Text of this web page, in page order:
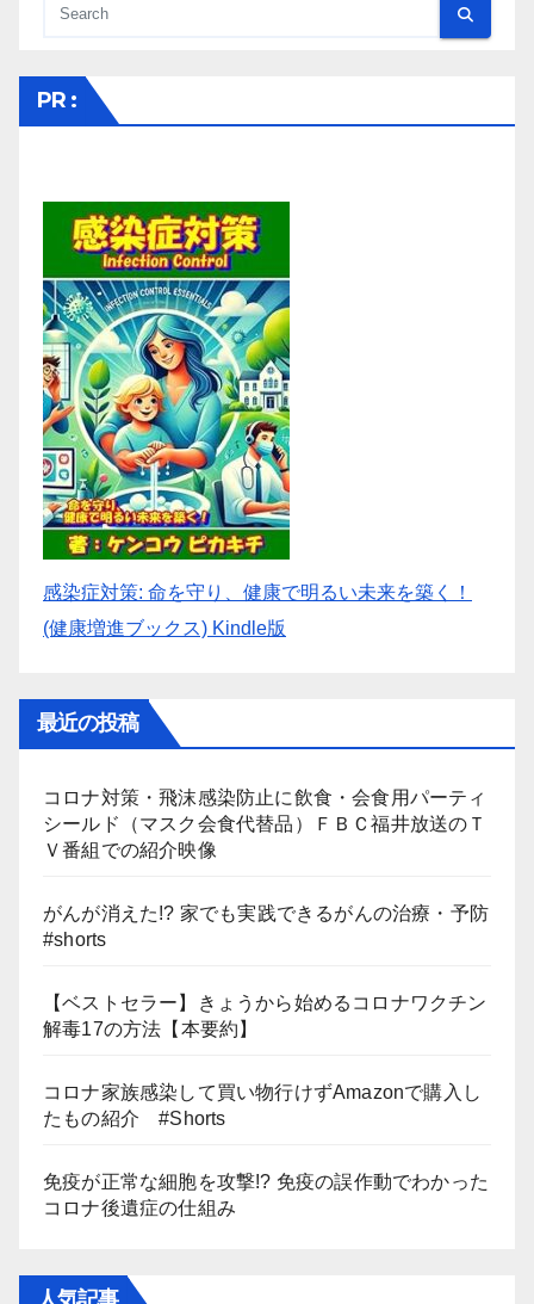
PR :
感染症対策: 命を守り、健康で明るい未来を築く！
(健康増進ブックス) Kindle版
最近の投稿
コロナ対策・飛沫感染防止に飲食・会食用パーティ
シールド（マスク会食代替品）ＦＢＣ福井放送のＴ
Ｖ番組での紹介映像
がんが消えた!? 家でも実践できるがんの治療・予防
#shorts
【ベストセラー】きょうから始めるコロナワクチン
解毒17の方法【本要約】
コロナ家族感染して買い物行けずAmazonで購入し
たもの紹介 #Shorts
免疫が正常な細胞を攻撃!? 免疫の誤作動でわかった
コロナ後遺症の仕組み